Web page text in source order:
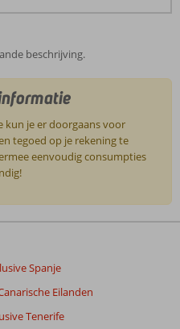
beschrijving.
kun je er doorgaans voor
tegoed op je rekening te
eenvoudig consumpties
Spanje
Eilanden
Tenerife